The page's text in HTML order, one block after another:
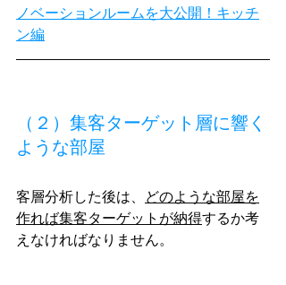
ノベーションルームを大公開！キッチ
ン編
（２）集客ターゲット層に響く
ような部屋
客層分析した後は、
どのような部屋を
作れば集客ターゲットが納得するか考
えなければなりません。